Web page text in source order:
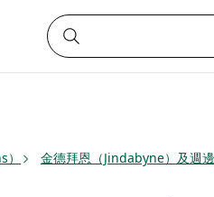
金德拜恩（Jindabyne）及週